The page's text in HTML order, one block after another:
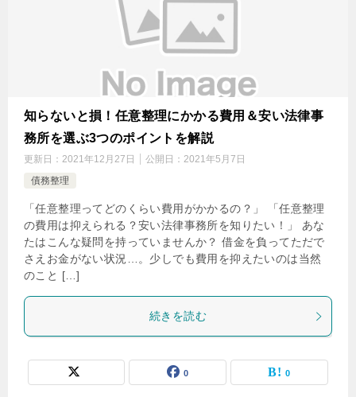
知らないと損！任意整理にかかる費用＆安い法律事
務所を選ぶ3つのポイントを解説
更新日： 2021年12月27日 公開日： 2021年5月7日
債務整理
「任意整理ってどのくらい費用がかかるの？」 「任意整理
の費用は抑えられる？安い法律事務所を知りたい！」 あな
たはこんな疑問を持っていませんか？ 借金を負ってただで
さえお金がない状況…。少しでも費用を抑えたいのは当然
のこと […]
続きを読む
0 0